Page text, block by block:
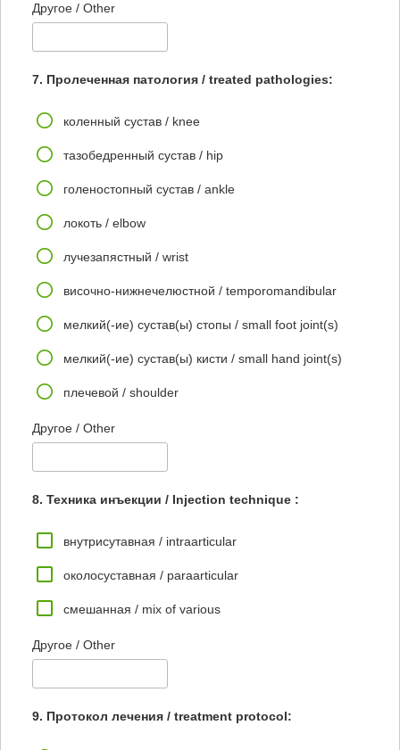
Другое / Other
7. Пролеченная патология / treated pathologies:
коленный сустав / knee
тазобедренный сустав / hip
голеностопный сустав / ankle
локоть / elbow
лучезапястный / wrist
височно-нижнечелюстной / temporomandibular
мелкий(-ие) сустав(ы) стопы / small foot joint(s)
мелкий(-ие) сустав(ы) кисти / small hand joint(s)
плечевой / shoulder
Другое / Other
8. Техника инъекции / Injection technique :
внутрисутавная / intraarticular
околосуставная / paraarticular
смешанная / mix of various
Другое / Other
9. Протокол лечения / treatment protocol: